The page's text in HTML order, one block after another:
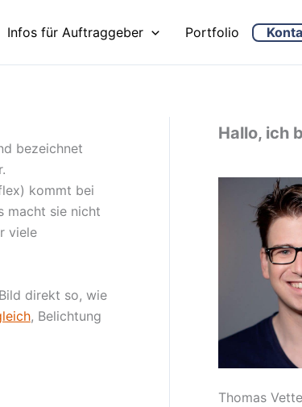
Infos für Auftraggeber Portfolio
bezeichnet
kommt bei
macht sie nicht
viele
direkt so, wie
, Belichtung
Hallo, ich
Thomas